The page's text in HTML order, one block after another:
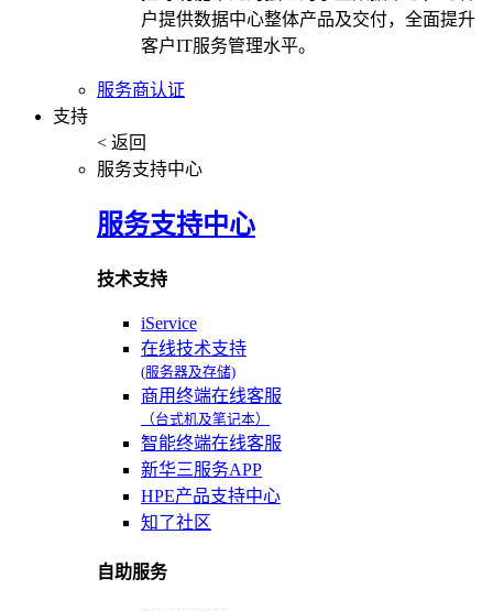
户提供数据中心整体产品及交付，全面提升
客户IT服务管理水平。
服务商认证
支持
< 返回
服务支持中心
服务支持中心
技术支持
iService
在线技术支持
(服务器及存储)
商用终端在线客服
（台式机及笔记本）
智能终端在线客服
新华三服务APP
HPE产品支持中心
知了社区
自助服务